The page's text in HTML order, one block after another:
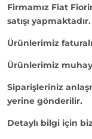
Firmamız Fiat
satışı yapmaktadır.
Ürünlerimiz faturalı
Ürünlerimiz
Siparişleriniz
yerine gönderilir.
Detaylı bilgi için